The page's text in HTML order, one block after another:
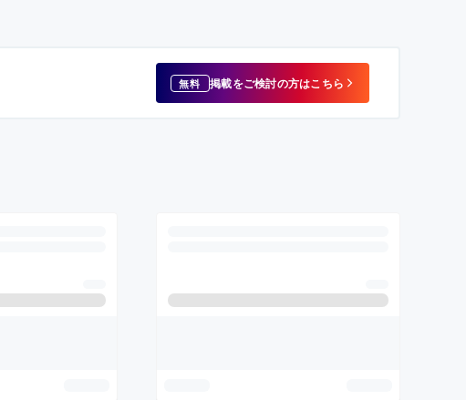
無料 掲載をご検討の方はこちら